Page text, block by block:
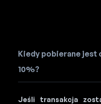
Kiedy pobierane jest
10%?
Jeśli transakcja